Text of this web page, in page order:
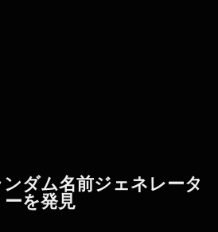
ダム名前ジェネレータ
ーを発見